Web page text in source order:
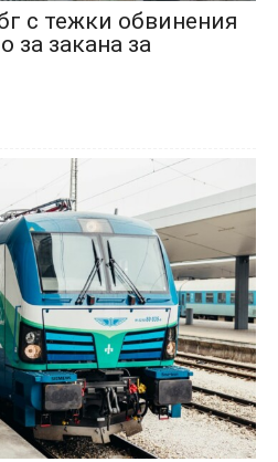
с тежки обвинения
за закана за